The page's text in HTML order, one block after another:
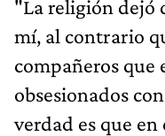
"La religión dejó
mí, al contrario
compañeros que
obsesionados
verdad es que